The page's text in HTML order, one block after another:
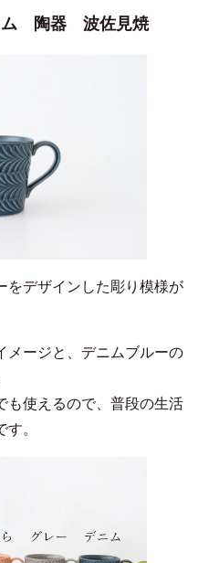
陶器 波佐見焼
をデザインした彫り模様が
メージと、デニムブルーの
も使えるので、普段の生活
。